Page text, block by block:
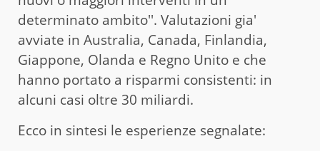
determinato ambito''. Valutazioni gia'
avviate in Australia, Canada, Finlandia,
Giappone, Olanda e Regno Unito e che
hanno portato a risparmi consistenti: in
alcuni casi oltre 30 miliardi.
Ecco in sintesi le esperienze segnalate: